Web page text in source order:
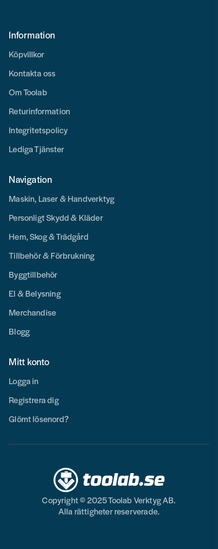
Information
Köpvillkor
Kontakta oss
Om Toolab
Returinformation
Integritetspolicy
Lediga Tjänster
Navigation
Maskin, Laser & Handverktyg
Personligt Skydd & Kläder
Hem, Skog & Trädgård
Tillbehör & Förbrukning
Byggtillbehör
El & Belysning
Merchandise
Blogg
Mitt konto
Logga in
Registrera dig
Glömt lösenord?
Copyright © 2025 Toolab Verktyg AB.
Alla rättigheter reserverade.